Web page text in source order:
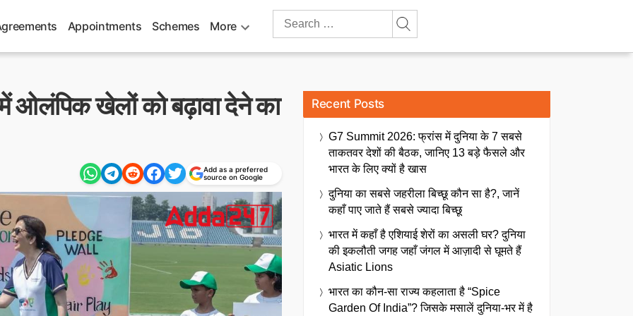
Appointments Schemes More
Search
ओलंपिक खेलों को बढ़ावा देने का
Add as a preferred
source on Google
Recent Posts
G7 Summit 2026: फ्रांस में दुनिया के 7 सबसे
ताकतवर देशों की बैठक, जानिए 13 बड़े फैसले और
भारत के लिए क्यों है खास
दुनिया का सबसे जहरीला बिच्छू कौन सा है?, जानें
कहाँ पाए जाते हैं सबसे ज्यादा बिच्छू
भारत में कहाँ है एशियाई शेरों का असली घर? दुनिया
की इकलौती जगह जहाँ जंगल में आज़ादी से घूमते हैं
Asiatic Lions
भारत का कौन-सा राज्य कहलाता है “Spice
Garden Of India”? जिसके मसालें दुनिया-भर में है